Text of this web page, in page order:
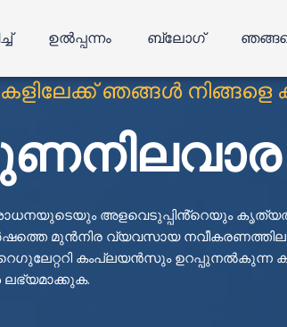
ഉൽപ്പന്നം ബ്ലോഗ്
ഞങ്ങൾ നിങ്ങളെ
അളവെടുപ്പിൻ്റെയും കൃത്യത
മുൻനിര വ്യവസായ
കംപ്ലയൻസും